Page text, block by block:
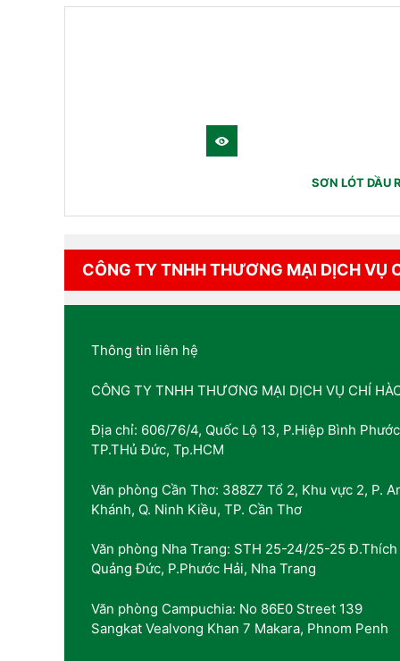
SƠN LÓT DẦU
CÔNG TY TNHH THƯƠNG MẠI DỊCH VỤ
Thông tin liên hệ
CÔNG TY TNHH THƯƠNG MẠI DỊCH VỤ CHÍ
Địa chỉ: 606/76/4, Quốc Lộ 13, P.Hiệp Bình
TP.THủ Đức, Tp.HCM
Văn phòng Cần Thơ: 388Z7 Tổ 2, Khu vực 2, P.
Khánh, Q. Ninh Kiều, TP. Cần Thơ
Văn phòng Nha Trang: STH 25-24/25-25 Đ.Thích
Quảng Đức, P.Phước Hải, Nha Trang
Văn phòng Campuchia: No 86E0 Street 139
Sangkat Vealvong Khan 7 Makara, Phnom Penh